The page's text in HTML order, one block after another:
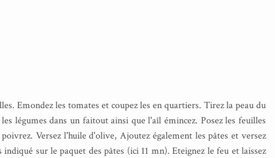
Emondez les tomates et coupez les en quartiers. Tirez la peau du
légumes dans un faitout ainsi que l'aîl émincez. Posez les feuilles
Versez l'huile d'olive, Ajoutez également les pâtes et versez
sur le paquet des pâtes (ici 11 mn). Eteignez le feu et laissez